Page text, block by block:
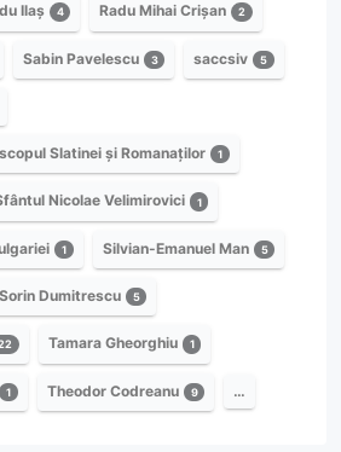
Ilaș 4 Radu Mihai Crișan 2
Sabin Pavelescu 3 saccsiv 5
Slatinei și Romanaților 1
Nicolae Velimirovici 1
1 Silvian-Emanuel Man 5
Sorin Dumitrescu 5
Tamara Gheorghiu 1
1 Theodor Codreanu 9 …